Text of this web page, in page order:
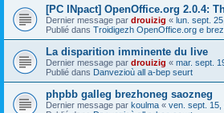
[PC INpact] OpenOffice.org 2.0.4:
Dernier message par drouizig « lun. sept.
Publié dans Troidigezh OpenOffice.org e
La disparition imminente du live
Dernier message par drouizig « mar. sept.
Publié dans Danvezioù all a-bep seurt
phpbb galleg brezhoneg saozneg
Dernier message par koulma « ven. sept. 15,